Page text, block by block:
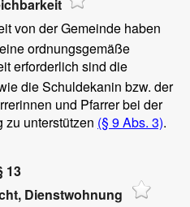
von der Gemeinde haben
ordnungsgemäße
erforderlich sind die
die Schuldekanin bzw. der
und Pfarrer bei der
zu unterstützen (§ 9 Abs. 3).
13
Dienstwohnung